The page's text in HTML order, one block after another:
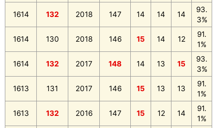
1614 132 2018 147 14 14 14
93.
3%
1614 130 2018 146 15 14 12
91.
1%
1614 132 2017 148 14 13 15
93.
3%
1613 131 2017 146 15 13 13
91.
1%
1613 132 2016 147 15 12 14
91.
1%